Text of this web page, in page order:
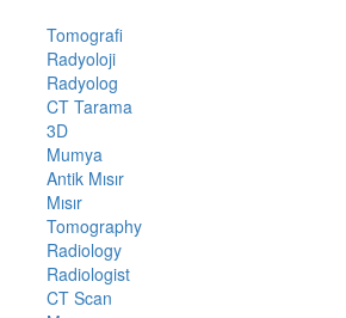
Tomografi
Radyoloji
Radyolog
CT Tarama
3D
Mumya
Antik Mısır
Mısır
Tomography
Radiology
Radiologist
CT Scan